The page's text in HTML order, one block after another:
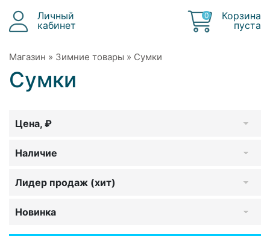
Личный
кабинет
0
Корзина
пуста
Магазин » Зимние товары » Сумки
Сумки
Цена, ₽
Наличие
Лидер продаж (хит)
Новинка